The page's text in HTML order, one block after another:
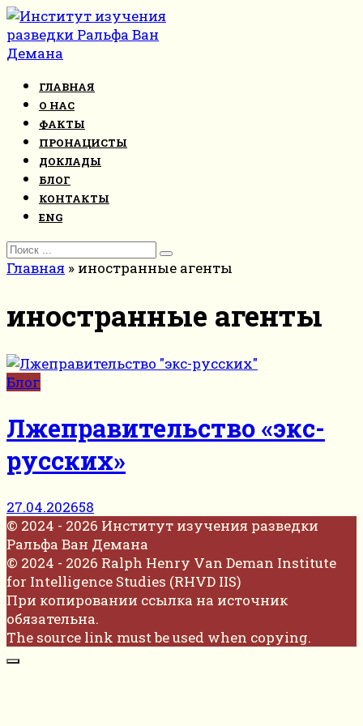
Перейти
к
контенту
ГЛАВНАЯ
О НАС
ФАКТЫ
ПРОНАЦИСТЫ
ДОКЛАДЫ
БЛОГ
КОНТАКТЫ
ENG
Search
for:
Главная » иностранные агенты
иностранные агенты
Блог
Лжеправительство «экс-
русских»
27.04.202658
© 2024 - 2026 Институт изучения разведки
Ральфа Ван Демана
© 2024 - 2026 Ralph Henry Van Deman Institute
for Intelligence Studies (RHVD IIS)
При копировании ссылка на источник
обязательна.
The source link must be used when copying.